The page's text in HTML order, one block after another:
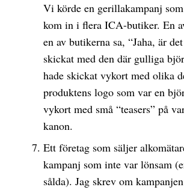
Vi körde en gerillakampanj
kom in i flera ICA-butiker. En
en av butikerna sa, “Jaha, är
skickat med den där gulliga
hade skickat vykort med olika
produktens logo som var en
vykort med små “teasers” på
kanon.
Ett företag som säljer
kampanj som inte var lönsam
sålda). Jag skrev om